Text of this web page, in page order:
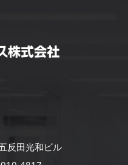
反田光和ビル